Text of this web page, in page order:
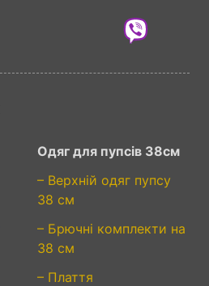
Одяг для пупсів 38см
– Верхній одяг пупсу
38 см
– Брючні комплекти на
38 см
– Плаття